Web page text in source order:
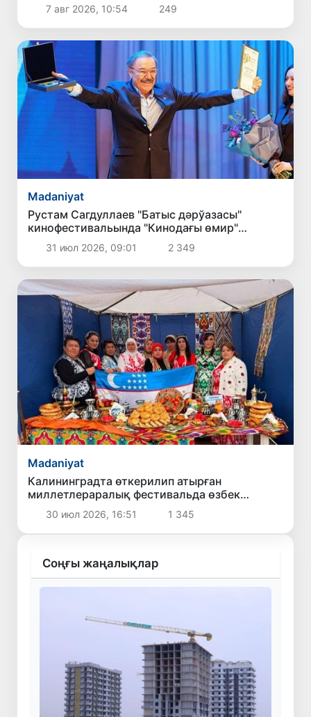
7 авг 2026, 10:54 249
Madaniyat
Рустам Сагдуллаев "Батыс дәрўазасы"
кинофестивальында "Кинодағы өмир"
халықаралық сыйлығын қолға киргизди
31 июл 2026, 09:01 2 349
Madaniyat
Калининградта өткерилип атырған
миллетлераралық фестивальда өзбек
мәденияты көрсетилмекте
30 июл 2026, 16:51 1 345
Соңғы жаңалықлар